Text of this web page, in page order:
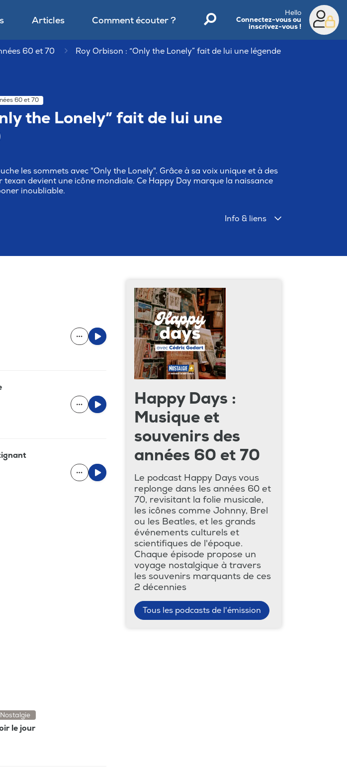
Articles Comment écouter ?
Hello
Connectez-vous ou
inscrivez-vous !
60 et 70
Roy Orbison : “Only the Lonely” fait de lui une légende
60 et 70
the Lonely” fait de lui une
les sommets avec "Only the Lonely". Grâce à sa voix unique et à des
devient une icône mondiale. Ce Happy Day marque la naissance
inoubliable.
Info & liens
Happy Days :
Musique et
souvenirs des
années 60 et 70
Le podcast Happy Days vous
replonge dans les années 60 et
70, revisitant la folie musicale,
les icônes comme Johnny, Brel
ou les Beatles, et les grands
événements culturels et
scientifiques de l'époque.
Chaque épisode propose un
voyage nostalgique à travers
les souvenirs marquants de ces
2 décennies
Tous les podcasts de l'émission
Nostalgie
le jour